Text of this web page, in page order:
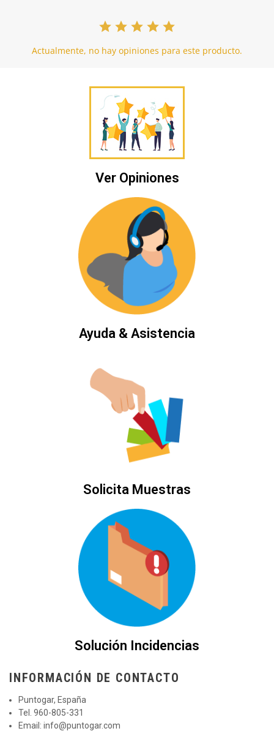
Actualmente, no hay opiniones para este producto.
Ver Opiniones
Ayuda & Asistencia
Solicita Muestras
Solución Incidencias
INFORMACIÓN DE CONTACTO
Puntogar, España
Tel. 960-805-331
Email: info@puntogar.com